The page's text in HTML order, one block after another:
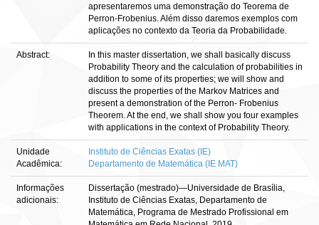
apresentaremos uma demonstração do Teorema de
Perron-Frobenius. Além disso daremos exemplos com
aplicações no contexto da Teoria da Probabilidade.
Abstract:
In this master dissertation, we shall basically discuss
Probability Theory and the calculation of probabilities in
addition to some of its properties; we will show and
discuss the properties of the Markov Matrices and
present a demonstration of the Perron- Frobenius
Theorem. At the end, we shall show you four examples
with applications in the context of Probability Theory.
Unidade
Acadêmica:
Instituto de Ciências Exatas (IE)
Departamento de Matemática (IE MAT)
Informações
adicionais:
Dissertação (mestrado)—Universidade de Brasília,
Instituto de Ciências Exatas, Departamento de
Matemática, Programa de Mestrado Profissional em